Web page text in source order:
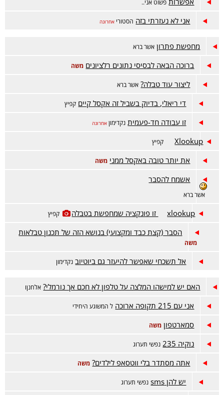
פשוט אני..
אני לא נעזרתי בזה הסטורי אחרונה
מחפשת פתרון אשר ברא
ברוכה הבאה לבסיסי נתונים רלציונים משה
ליצור עוד טבלה? אשר ברא
די ריאלי, בדיוק בשביל זה אקסל קיים קפיץ
זו עבודה חד-פעמית נקדימון אחרונה
Xlookup קפיץ
את יותר טובה באקסל ממני משה
אשמח להסבר
אשר ברא
xlookup זו פונקציה שמחפשת בטבלה קפיץ
הסבר (קצת כבד ומקצועי) בנושא הזה של תכנון טבלאות
משה
אל תשכחי שאפשר להיעזר גם ביוטיוב נקדימון
האם יש למישהו המלצה על טלפון לא חכם אך נורמלי? אלחנןו
אני עם 215 תקופה ארוכה ל המשוגע היחידי
סמארטפון משה
נוקיה 235 נפשי תערוג
אתה מסתדר בלי ווטסאפ לילדים? משה
יש להן sms נפשי תערוג